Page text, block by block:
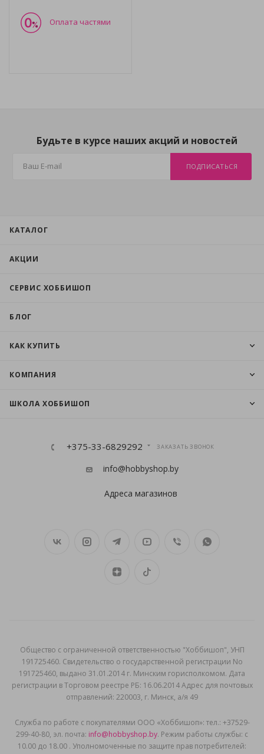
Оплата частями
Будьте в курсе наших акций и новостей
ПОДПИСАТЬСЯ
КАТАЛОГ
АКЦИИ
СЕРВИС ХОББИШОП
БЛОГ
КАК КУПИТЬ
КОМПАНИЯ
ШКОЛА ХОББИШОП
+375-33-6829292 ЗАКАЗАТЬ ЗВОНОК
info@hobbyshop.by
Адреса магазинов
Общеcтво с ограниченной ответственностью "Хоббишоп", УНП
191725460. Свидетельство о государственной регистрации No
191725460, выдано 31.01.2014 г. Минским горисполкомом. Дата
регистрации в Торговом реестре РБ: 16.06.2014 Адрес для почтовых
отправлений: 220003, г. Минск, а/я 49
Служба по работе с покупателями ООО «Хоббишоп»: тел.: +37529-
299-40-80, эл. почта: info@hobbyshop.by. Режим работы службы: с
10.00 до 18.00 . Уполномоченные по защите прав потребителей: